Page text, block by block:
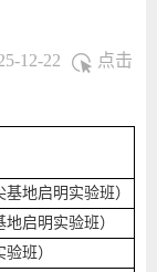
12-22
点击
地启明实验班）
启明实验班）
班）